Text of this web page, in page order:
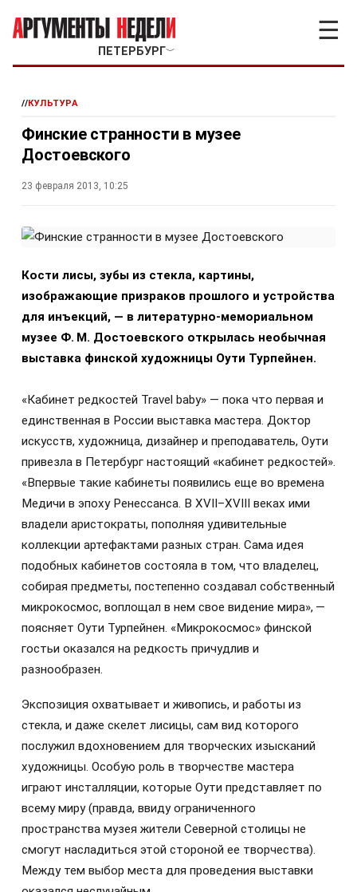
ПЕТЕРБУРГ﹀
☰
//КУЛЬТУРА
Финские странности в музее
Достоевского
23 февраля 2013, 10:25
Кости лисы, зубы из стекла, картины,
изображающие призраков прошлого и устройства
для инъекций, — в литературно-мемориальном
музее Ф. М. Достоевского открылась необычная
выставка финской художницы Оути Турпейнен.
«Кабинет редкостей Travel baby» — пока что первая и
единственная в России выставка мастера. Доктор
искусств, художница, дизайнер и преподаватель, Оути
привезла в Петербург настоящий «кабинет редкостей».
«Впервые такие кабинеты появились еще во времена
Медичи в эпоху Ренессанса. В XVII–XVIII веках ими
владели аристократы, пополняя удивительные
коллекции артефактами разных стран. Сама идея
подобных кабинетов состояла в том, что владелец,
собирая предметы, постепенно создавал собственный
микрокосмос, воплощал в нем свое видение мира», —
поясняет Оути Турпейнен. «Микрокосмос» финской
гостьи оказался на редкость причудлив и
разнообразен.
Экспозиция охватывает и живопись, и работы из
стекла, и даже скелет лисицы, сам вид которого
послужил вдохновением для творческих изысканий
художницы. Особую роль в творчестве мастера
играют инсталляции, которые Оути представляет по
всему миру (правда, ввиду ограниченного
пространства музея жители Северной столицы не
смогут насладиться этой стороной ее творчества).
Между тем выбор места для проведения выставки